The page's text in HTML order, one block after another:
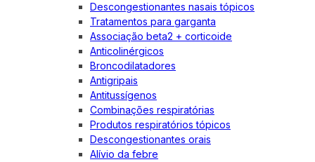
Descongestionantes nasais tópicos
Tratamentos para garganta
Associação beta2 + corticoide
Anticolinérgicos
Broncodilatadores
Antigripais
Antitussígenos
Combinações respiratórias
Produtos respiratórios tópicos
Descongestionantes orais
Alívio da febre